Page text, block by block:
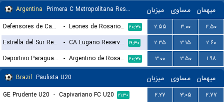
Argentina Primera C Metropolitana Reserves میزبان مساوی میهمان
Defensores de Cambaceres Reserves - Leones de Rosario Reserves ۲۰:۳۰ ۲.۵۵ ۳.۰۰
۲.۵۰
Estrella del Sur Reserves
- CA Lugano Reserves ۱۹:۳۰ ۲.۳۵ ۳.۱۵
۲.۶۰
Deportivo Paraguayo Reserves
- Argentino de Rosario Reserves ۲۰:۳۰ ۳.۰۰ ۳.۵۰
۱.۹۸
Brazil Paulista U20 میزبان مساوی میهمان
GE Prudente U20 - Capivariano FC U20 ۲۱:۳۰ ۲.۲۷ ۳.۰۵
۲.۷۷